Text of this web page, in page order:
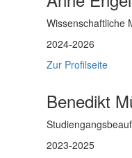
Wissenschaftliche
2024-2026
Zur Profilseite
Benedikt
2023-2025